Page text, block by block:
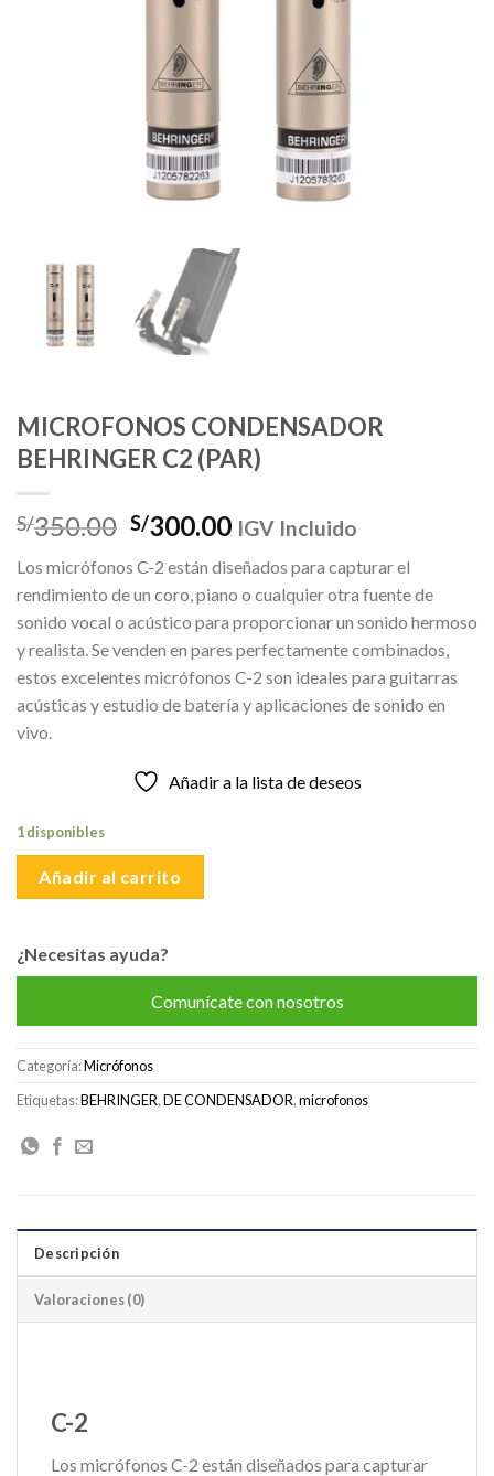
MICROFONOS CONDENSADOR
BEHRINGER C2 (PAR)
S/350.00 El
original
era:
S/350.00.
S/300.00El
actual
es:
S/300.00.
IGV Incluido
Los micrófonos C-2 están diseñados para capturar el
rendimiento de un coro, piano o cualquier otra fuente de
sonido vocal o acústico para proporcionar un sonido hermoso
y realista. Se venden en pares perfectamente combinados,
estos excelentes micrófonos C-2 son ideales para guitarras
acústicas y estudio de batería y aplicaciones de sonido en
vivo.
Añadir a la lista de deseos
1 disponibles
Añadir al carrito
¿Necesitas ayuda?
Comunícate con nosotros
Categoría:Micrófonos
Etiquetas:BEHRINGER,DE CONDENSADOR,microfonos
Descripción
Valoraciones (0)
C-2
Los micrófonos C-2 están diseñados para capturar